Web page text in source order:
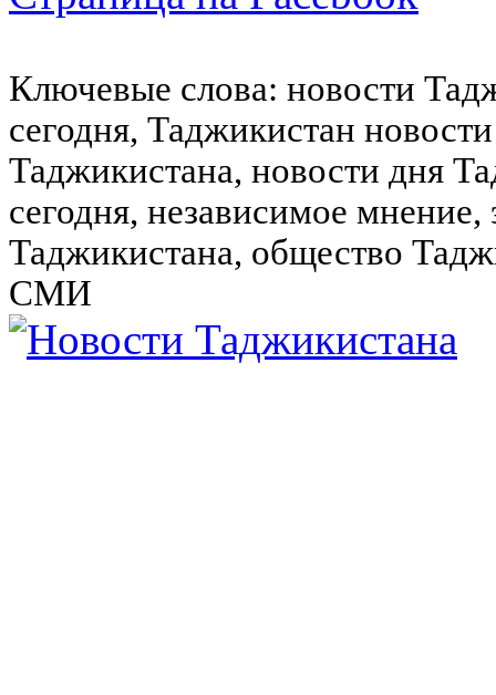
Ключевые слова: новости
сегодня, Таджикистан
Таджикистана, новости дня
сегодня, независимое
Таджикистана, общество
СМИ